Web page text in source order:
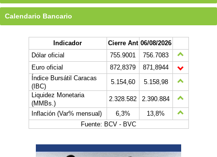
Calendario Bancario
Indicador Cierre Ant 06/08/2026
Dólar oficial
755.9001
756.7083
Euro oficial
872,8379
871,8944
Índice Bursátil Caracas
(IBC)
5.154,60
5.158,98
Liquidez Monetaria
(MMBs.)
2.328.582
2.390.884
Inflación (Var% mensual)
6,3%
13,8%
Fuente: BCV - BVC